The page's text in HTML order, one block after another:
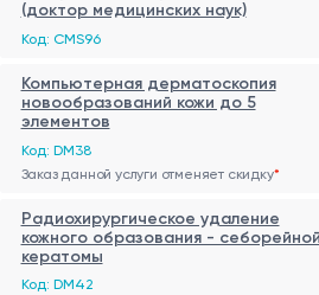
аутоинокуляции
Снижение болевого и
дискомфорта
Улучшение эстетического
Снижение риска вторичной
Показания
Бородавка, подтвержденная
дерматоскопически
Боль, кровоточивость или
образования
Эстетическое беспокойство
Неэффективность местного
медикаментозного лечения
Острые инфекции кожи в
Непереносимость анестезии
(доктор медицинских наук)
Код: CMS96
Компьютерная дерматоскопия
новообразований кожи до 5
элементов
Код: DM38
Заказ данной услуги отменяет скидку*
Радиохирургическое удаление
кожного образования - себорейной
кератомы
Код: DM42